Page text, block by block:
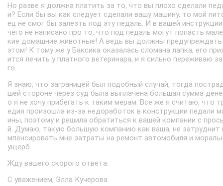
Но разве я должна платить за то, что вы плохо сделали
и? Если бы вы как следует сделали вашу машину, то мой
ец не смог бы залезть под эту педаль. И в вашей
чего не написано про то, что под педаль могут попасть
кие домашние животные! А ведь вы должны
этом! К тому же у Баксика оказалась сломана лапка, его
ится лечить у платного ветеринара, и я сильно переживаю
го.
Я знаю, что заграницей был подобный случай, тогда
шей стороне через суд была выплачена большая сумма
о я не хочу прибегать к таким мерам. Все же я считаю, что
едия произошла из-за недоработок в конструкции педали
ины, поэтому и решила обратиться к вашей компании с
й. Думаю, такую большую компанию как ваша, не затруднит
мпенсировать мне затраты на ремонт автомобиля и
ущерб.
Жду вашего скорого ответа.
С уважением, Элла Кучерова